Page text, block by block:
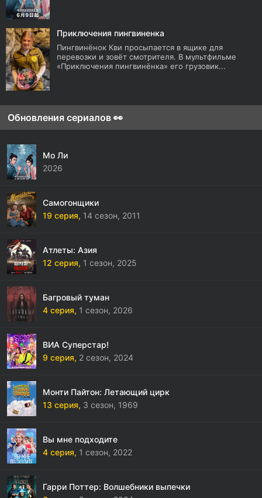
Приключения пингвиненка
Пингвинёнок Кви просыпается в ящике для
перевозки и зовёт смотрителя. В мультфильме
«Приключения пингвинёнка» его грузовик...
Обновления сериалов 👀
Мо Ли
2026
Самогонщики
19 серия, 14 сезон, 2011
Атлеты: Азия
12 серия, 1 сезон, 2025
Багровый туман
4 серия, 1 сезон, 2026
ВИА Суперстар!
9 серия, 2 сезон, 2024
Монти Пайтон: Летающий цирк
13 серия, 3 сезон, 1969
Вы мне подходите
4 серия, 1 сезон, 2022
Гарри Поттер: Волшебники выпечки